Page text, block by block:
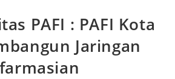
PAFI : PAFI Kota
Jaringan